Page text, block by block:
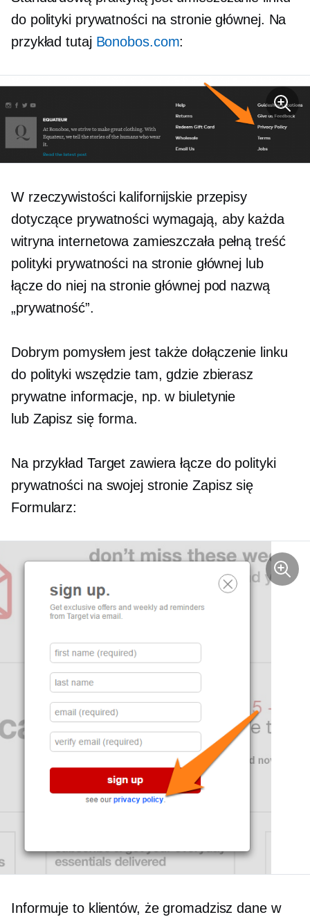
do polityki prywatności na stronie głównej. Na
przykład tutaj Bonobos.com:
W rzeczywistości kalifornijskie przepisy
dotyczące prywatności wymagają, aby każda
witryna internetowa zamieszczała pełną treść
polityki prywatności na stronie głównej lub
łącze do niej na stronie głównej pod nazwą
„prywatność”.
Dobrym pomysłem jest także dołączenie linku
do polityki wszędzie tam, gdzie zbierasz
prywatne informacje, np. w biuletynie
lub Zapisz sięforma.
Na przykład Target zawiera łącze do polityki
prywatności na swojej stronie Zapisz się
Formularz:
Informuje to klientów, że gromadzisz dane w